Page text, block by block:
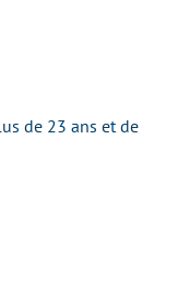
de 23 ans et de